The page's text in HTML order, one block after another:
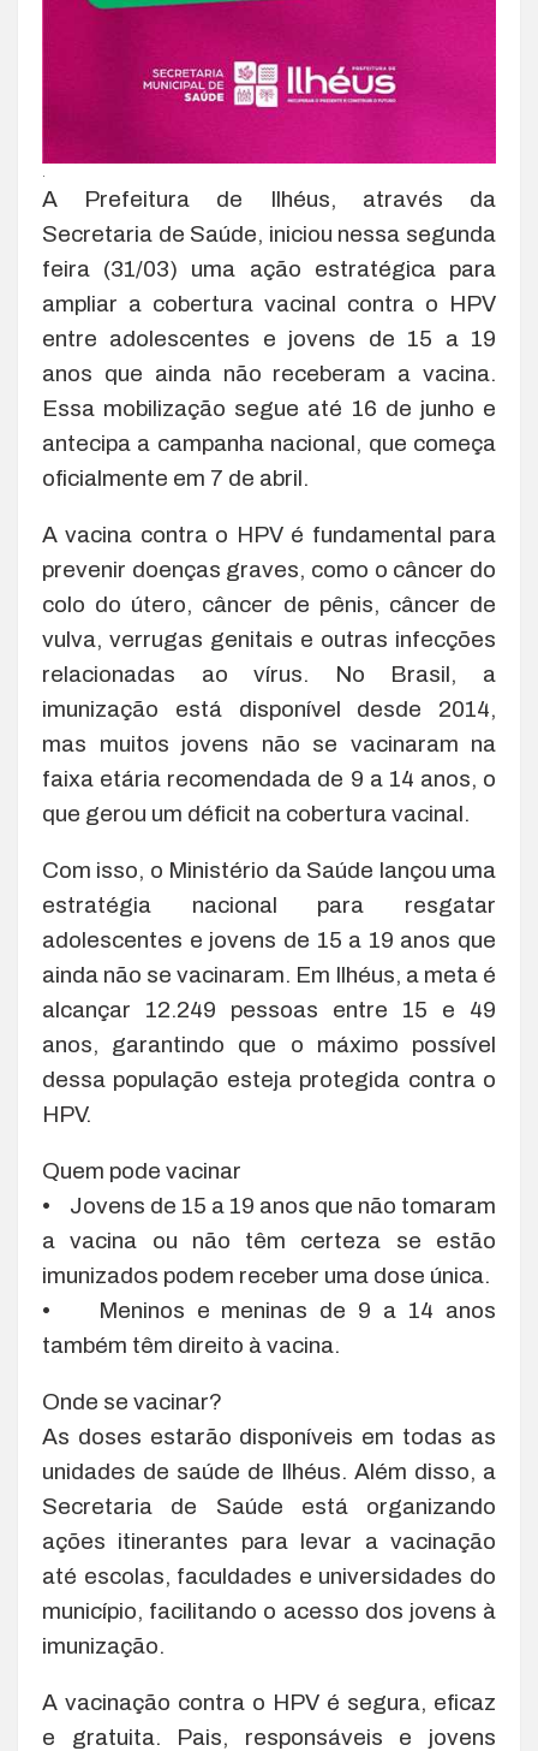
A Prefeitura de Ilhéus, através da
Secretaria de Saúde, iniciou nessa segunda
feira (31/03) uma ação estratégica para
ampliar a cobertura vacinal contra o HPV
entre adolescentes e jovens de 15 a 19
anos que ainda não receberam a vacina.
Essa mobilização segue até 16 de junho e
antecipa a campanha nacional, que começa
oficialmente em 7 de abril.
A vacina contra o HPV é fundamental para
prevenir doenças graves, como o câncer do
colo do útero, câncer de pênis, câncer de
vulva, verrugas genitais e outras infecções
relacionadas ao vírus. No Brasil, a
imunização está disponível desde 2014,
mas muitos jovens não se vacinaram na
faixa etária recomendada de 9 a 14 anos, o
que gerou um déficit na cobertura vacinal.
Com isso, o Ministério da Saúde lançou uma
estratégia nacional para resgatar
adolescentes e jovens de 15 a 19 anos que
ainda não se vacinaram. Em Ilhéus, a meta é
alcançar 12.249 pessoas entre 15 e 49
anos, garantindo que o máximo possível
dessa população esteja protegida contra o
HPV.
Quem pode vacinar
• Jovens de 15 a 19 anos que não tomaram
a vacina ou não têm certeza se estão
imunizados podem receber uma dose única.
• Meninos e meninas de 9 a 14 anos
também têm direito à vacina.
Onde se vacinar?
As doses estarão disponíveis em todas as
unidades de saúde de Ilhéus. Além disso, a
Secretaria de Saúde está organizando
ações itinerantes para levar a vacinação
até escolas, faculdades e universidades do
município, facilitando o acesso dos jovens à
imunização.
A vacinação contra o HPV é segura, eficaz
e gratuita. Pais, responsáveis e jovens